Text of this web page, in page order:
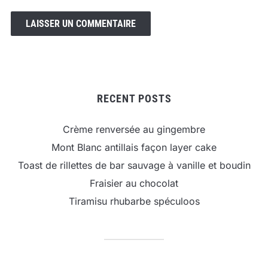
RECENT POSTS
Crème renversée au gingembre
Mont Blanc antillais façon layer cake
Toast de rillettes de bar sauvage à vanille et boudin
Fraisier au chocolat
Tiramisu rhubarbe spéculoos